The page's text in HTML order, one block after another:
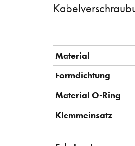
Material
Formdichtung
Material O-Ring
Klemmeinsatz